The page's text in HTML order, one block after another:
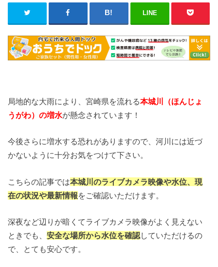
LINE
局地的な大雨により、宮崎県を流れる本城川
（ほんじょ
うがわ）の増水が懸念されています！
今後さらに増水する恐れがありますので、河川には近づ
かないように十分お気をつけて下さい。
こちらの記事では本城川のライブカメラ映像や水位、現
在の状況や最新情報をご確認いただけます。
深夜など辺りが暗くてライブカメラ映像がよく見えない
ときでも、安全な場所から水位を確認していただけるの
で、とても安心です。